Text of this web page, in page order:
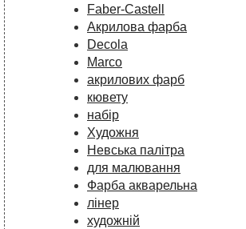
Faber-Castell
Акрилова фарба
Decola
Marco
акрилових фарб
кювету
набір
Художня
Невська палітра
для малювання
Фарба акварельна
лінер
художній